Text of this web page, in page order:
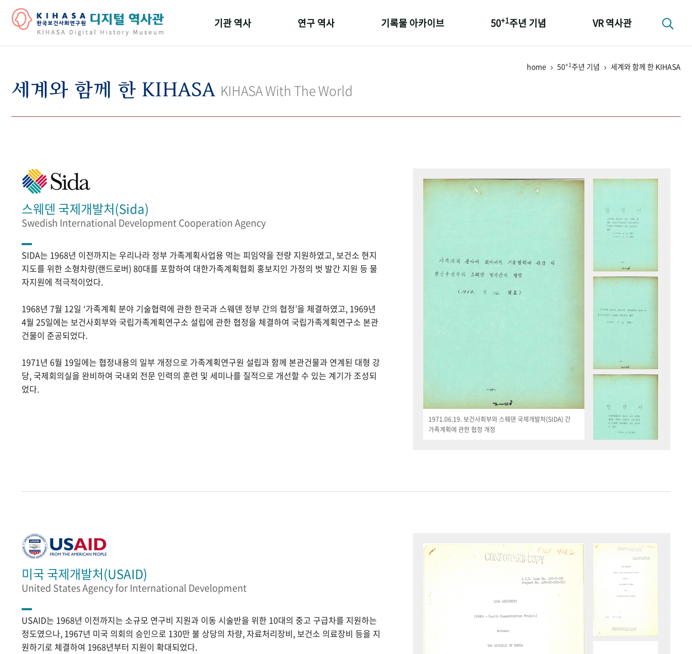
기관 역사 연구 역사
키워드로 보는 연구 역사
기록물 아카이브 50+1주년 기념
성과 50선
VR 역사관
home 50+1주년 기념 세계와 함께 한 KIHASA
세계와 함께 한 KIHASA KIHASA With The World
스웨덴 국제개발처(Sida)
Swedish International Development Cooperation Agency
SIDA는 1968년 이전까지는 우리나라 정부 가족계획사업용 먹는 피임약을 전량 지원하였고, 보건소 현지
지도를 위한 소형차량(랜드로버) 80대를 포함하여 대한가족계획협회 홍보지인 가정의 벗 발간 지원 등 물
자지원에 적극적이었다.
1968년 7월 12일 ‘가족계획 분야 기술협력에 관한 한국과 스웨덴 정부 간의 협정’을 체결하였고, 1969년
4월 25일에는 보건사회부와 국립가족계획연구소 설립에 관한 협정을 체결하여 국립가족계획연구소 본관
건물이 준공되었다.
1971년 6월 19일에는 협정내용의 일부 개정으로 가족계획연구원 설립과 함께 본관건물과 연계된 대형 강
당, 국제회의실을 완비하여 국내외 전문 인력의 훈련 및 세미나를 질적으로 개선할 수 있는 계기가 조성되
었다.
1971.06.19. 보건사회부와 스웨덴 국제개발처(SIDA) 간
가족계획에 관한 협정 개정
미국 국제개발처(USAID)
United States Agency for International Development
USAID는 1968년 이전까지는 소규모 연구비 지원과 이동 시술반을 위한 10대의 중고 구급차를 지원하는
정도였으나, 1967년 미국 의회의 승인으로 130만 불 상당의 차량, 자료처리장비, 보건소 의료장비 등을 지
원하기로 체결하여 1968년부터 지원이 확대되었다.